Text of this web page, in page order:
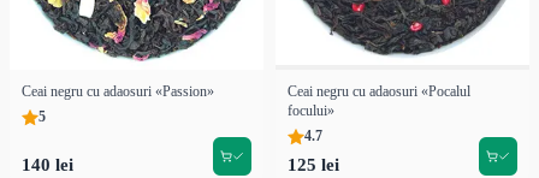
Ceai negru cu adaosuri «Passion»
5
140 lei
Ceai negru cu adaosuri «Pocalul
focului»
4.7
125 lei